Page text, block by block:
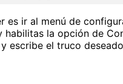
es ir al menú de
habilitas la opción de
escribe el truco